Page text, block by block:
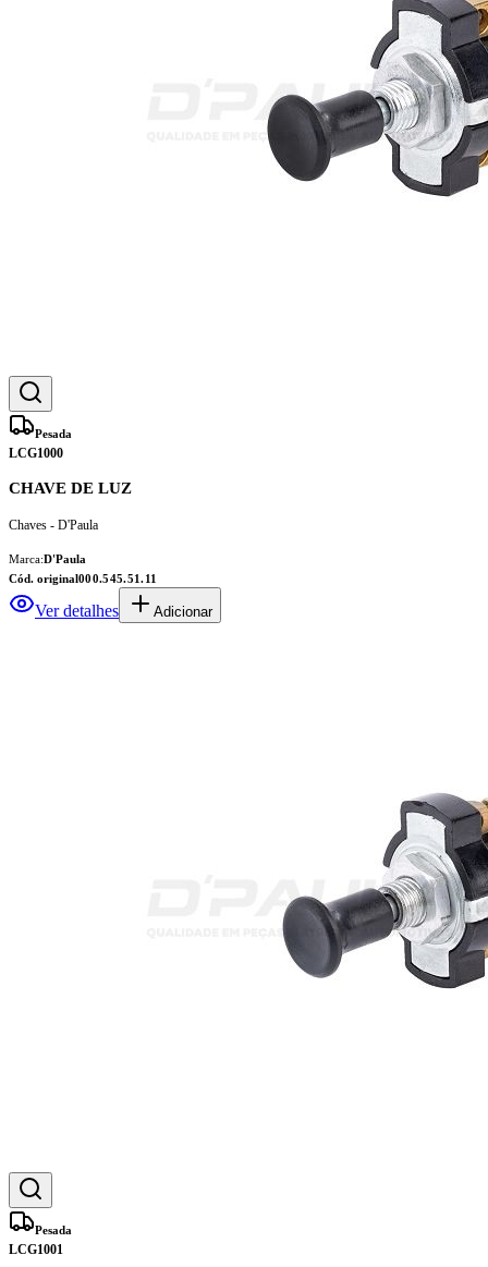
Pesada
LCG1000
CHAVE DE LUZ
Chaves - D'Paula
Marca:D'Paula
Cód. original000.545.51.11
Ver detalhes Adicionar
Pesada
LCG1001